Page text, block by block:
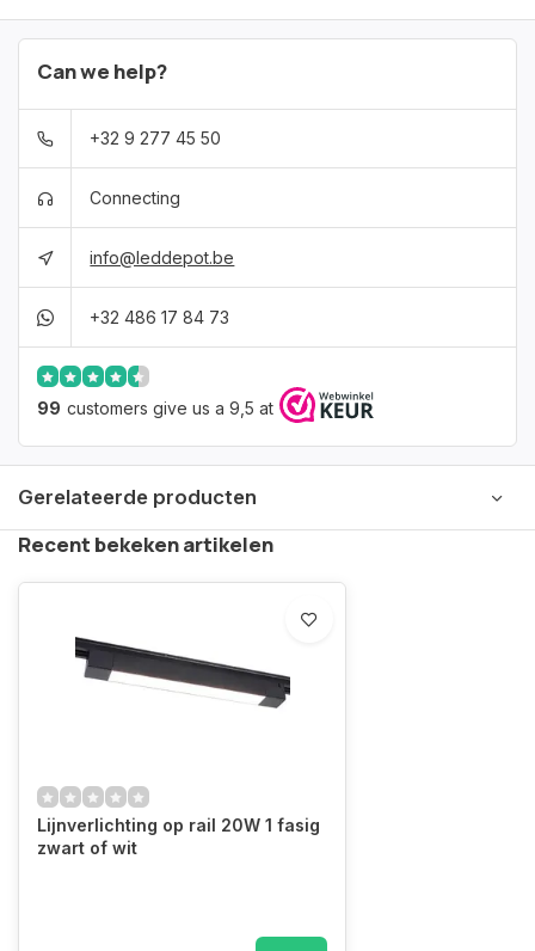
Can we help?
+32 9 277 45 50
Connecting
info@leddepot.be
+32 486 17 84 73
99 customers give us a 9,5 at
Gerelateerde producten
Recent bekeken artikelen
Lijnverlichting op rail 20W 1 fasig
zwart of wit